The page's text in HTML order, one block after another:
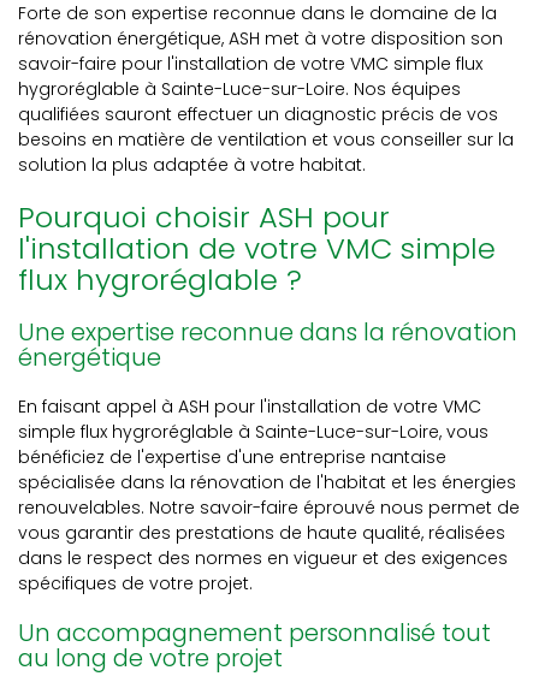
Forte de son expertise reconnue dans le domaine de la
rénovation énergétique, ASH met à votre disposition son
savoir-faire pour l'installation de votre VMC simple flux
hygroréglable à Sainte-Luce-sur-Loire. Nos équipes
qualifiées sauront effectuer un diagnostic précis de vos
besoins en matière de ventilation et vous conseiller sur la
solution la plus adaptée à votre habitat.
Pourquoi choisir ASH pour
l'installation de votre VMC simple
flux hygroréglable ?
Une expertise reconnue dans la rénovation
énergétique
En faisant appel à ASH pour l'installation de votre VMC
simple flux hygroréglable à Sainte-Luce-sur-Loire, vous
bénéficiez de l'expertise d'une entreprise nantaise
spécialisée dans la rénovation de l'habitat et les énergies
renouvelables. Notre savoir-faire éprouvé nous permet de
vous garantir des prestations de haute qualité, réalisées
dans le respect des normes en vigueur et des exigences
spécifiques de votre projet.
Un accompagnement personnalisé tout
au long de votre projet